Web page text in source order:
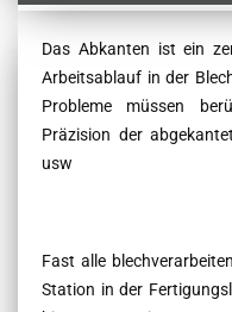
Contenu
Das Abkanten ist ein
Arbeitsablauf in der
Probleme müssen
Präzision der
usw
Fast alle
Station in der